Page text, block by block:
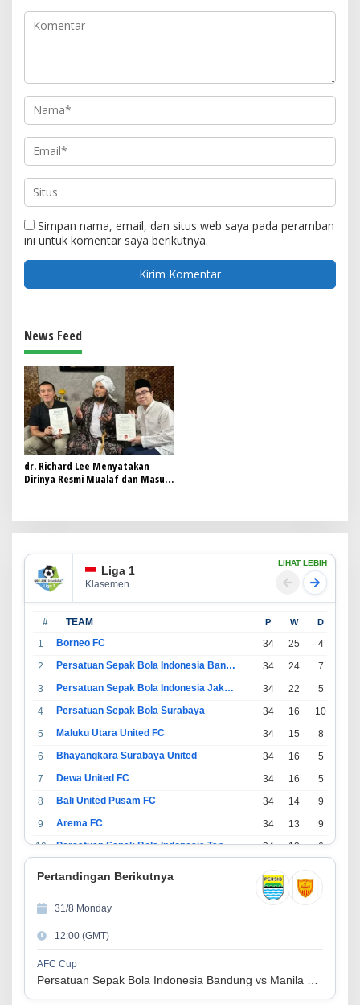
Simpan nama, email, dan situs web saya pada peramban
ini untuk komentar saya berikutnya.
News Feed
dr. Richard Lee Menyatakan
Dirinya Resmi Mualaf dan Masuk
Liga 1
Klasemen
LIHAT LEBIH
# TEAM P W D
1 Borneo FC 34 25 4
2
Persatuan Sepak Bola Indonesia Bandung 34 24 7
3
Persatuan Sepak Bola Indonesia Jakarta 34 22 5
4
Persatuan Sepak Bola Surabaya 34 16 10
5
Maluku Utara United FC 34 15 8
6
Bhayangkara Surabaya United 34 16 5
7
Dewa United FC 34 16 5
8
Bali United Pusam FC 34 14 9
9
Arema FC 34 13 9
10
Persatuan Sepak Bola Indonesia Tangerang 34 13 6
34 11
13
14
Madura United FC
15
Persatuan Sepakbola Makassar
16
Persis Solo 34 8 10
Pertandingan Berikutnya
31/8 Monday
12:00 (GMT)
AFC Cup